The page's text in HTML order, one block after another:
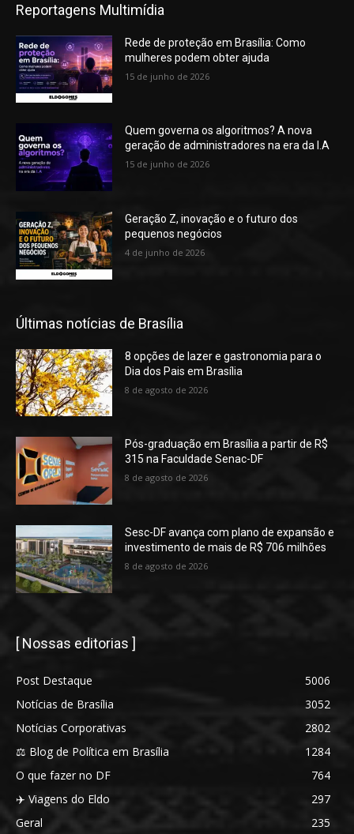
Reportagens Multimídia
Rede de proteção em Brasília: Como
mulheres podem obter ajuda
15 de junho de 2026
Quem governa os algoritmos? A nova
geração de administradores na era da I.A
15 de junho de 2026
Geração Z, inovação e o futuro dos
pequenos negócios
4 de junho de 2026
Últimas notícias de Brasília
8 opções de lazer e gastronomia para o
Dia dos Pais em Brasília
8 de agosto de 2026
Pós-graduação em Brasília a partir de R$
315 na Faculdade Senac-DF
8 de agosto de 2026
Sesc-DF avança com plano de expansão e
investimento de mais de R$ 706 milhões
8 de agosto de 2026
[ Nossas editorias ]
Post Destaque
5006
Notícias de Brasília
3052
Notícias Corporativas
2802
⚖️ Blog de Política em Brasília
1284
O que fazer no DF
764
✈️ Viagens do Eldo
297
Geral
235